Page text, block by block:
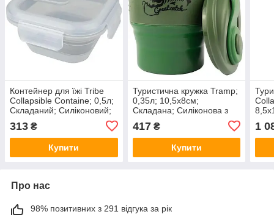
Контейнер для їжі Tribe
Collapsible Containe; 0,5л;
Складаний; Силіконовий;
бокс для їжі T-FF-0028
313 ₴
Купити
Туристична кружка Tramp;
0,35л; 10,5х8см;
Складана; Силіконова з
кришкою; Олива. Похідна
чашка UTRC-082
417₴
Купити
1
Про нас
98% позитивних з 291 відгука за рік